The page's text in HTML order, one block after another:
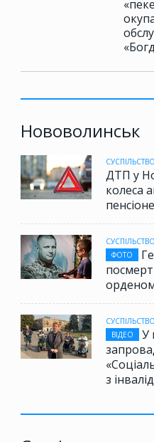
Нововолинськ
СУСПІЛЬСТВО
ДТП у
колеса
СУСПІЛЬСТВО
ФОТО
СУСПІЛЬСТВО
ВІДЕО
У
з